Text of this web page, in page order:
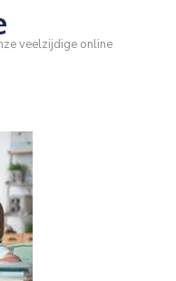
veelzijdige online